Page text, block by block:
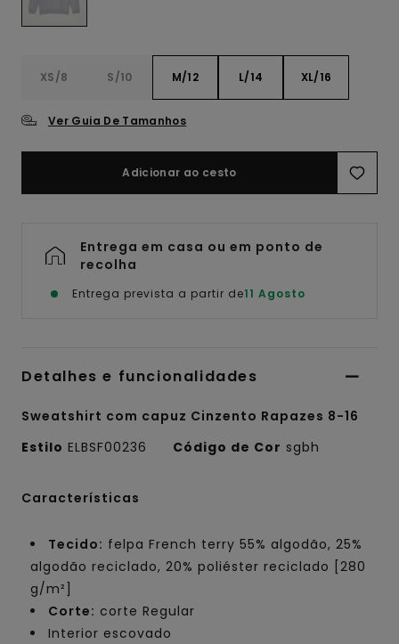
XS/8 S/10 M/12 L/14 XL/16
Ver Guia De Tamanhos
Adicionar ao cesto
Entrega em casa ou em ponto de
recolha
Entrega prevista a partir de11 Agosto
Detalhes e funcionalidades
Sweatshirt com capuz Cinzento Rapazes 8-16
Estilo ELBSF00236 Código de Cor sgbh
Características
Tecido: felpa French terry 55% algodão, 25%
algodão reciclado, 20% poliéster reciclado [280
g/m²]
Corte: corte Regular
Interior escovado